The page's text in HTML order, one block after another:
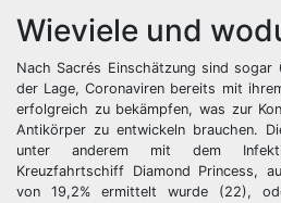
Wieviele und
Nach Sacrés Einschätzung sind
der Lage, Coronaviren bereits mit
erfolgreich zu bekämpfen, was zur
Antikörper zu entwickeln brauchen.
unter anderem mit dem
Kreuzfahrtschiff Diamond Princess,
von 19,2% ermittelt wurde (22),